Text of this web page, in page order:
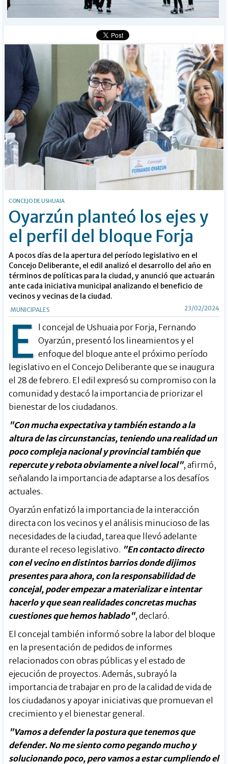
BÚSQUEDA
CONCEJO DE USHUAIA
Oyarzún planteó los ejes y
el perfil del bloque Forja
A pocos días de la apertura del período legislativo en el
Concejo Deliberante, el edil analizó el desarrollo del año en
términos de políticas para la ciudad, y anunció que actuarán
ante cada iniciativa municipal analizando el beneficio de
vecinos y vecinas de la ciudad.
MUNICIPALES 23/02/2024
E
l concejal de Ushuaia por Forja, Fernando
Oyarzún, presentó los lineamientos y el
enfoque del bloque ante el próximo período
legislativo en el Concejo Deliberante que se inaugura
el 28 de febrero. El edil expresó su compromiso con la
comunidad y destacó la importancia de priorizar el
bienestar de los ciudadanos.
"Con mucha expectativa y también estando a la
altura de las circunstancias, teniendo una realidad un
poco compleja nacional y provincial también que
repercute y rebota obviamente a nivel local", afirmó,
señalando la importancia de adaptarse a los desafíos
actuales.
Oyarzún enfatizó la importancia de la interacción
directa con los vecinos y el análisis minucioso de las
necesidades de la ciudad, tarea que llevó adelante
durante el receso legislativo. "En contacto directo
con el vecino en distintos barrios donde dijimos
presentes para ahora, con la responsabilidad de
concejal, poder empezar a materializar e intentar
hacerlo y que sean realidades concretas muchas
cuestiones que hemos hablado", declaró.
El concejal también informó sobre la labor del bloque
en la presentación de pedidos de informes
relacionados con obras públicas y el estado de
ejecución de proyectos. Además, subrayó la
importancia de trabajar en pro de la calidad de vida de
los ciudadanos y apoyar iniciativas que promuevan el
crecimiento y el bienestar general.
"Vamos a defender la postura que tenemos que
defender. No me siento como pegando mucho y
solucionando poco, pero vamos a estar cumpliendo el